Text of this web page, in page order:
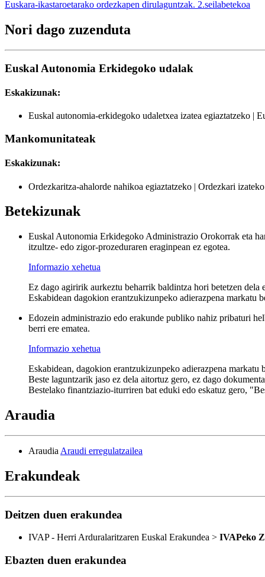
Euskara-ikastaroetarako ordezkapen dirulaguntzak. 2.seilabetekoa
Nori dago zuzenduta
Euskal Autonomia Erkidegoko udalak
Eskakizunak:
Euskal autonomia-erkidegoko udaletxea izatea egiaztatzeko |
Mankomunitateak
Eskakizunak:
Ordezkaritza-ahalorde nahikoa egiaztatzeko | Ordezkari
Betekizunak
Euskal Autonomia Erkidegoko Administrazio Orokorrak eta
itzultze- edo zigor-prozeduraren eraginpean ez egotea.
Informazio xehetua
Ez dago agiririk aurkeztu beharrik baldintza hori betetzen dela
Eskabidean dagokion erantzukizunpeko adierazpena markatu
Edozein administrazio edo erakunde publiko nahiz pribaturi
berri ere ematea.
Informazio xehetua
Eskabidean, dagokion erantzukizunpeko adierazpena markatu
Beste laguntzarik jaso ez dela aitortuz gero, ez dago
Bestelako finantziazio-iturriren bat eduki edo eskatuz gero,
Araudia
Araudia Araudi erregulatzailea
Erakundeak
Deitzen duen erakundea
IVAP - Herri Arduralaritzaren Euskal Erakundea > IVAPeko
Ebazten duen erakundea